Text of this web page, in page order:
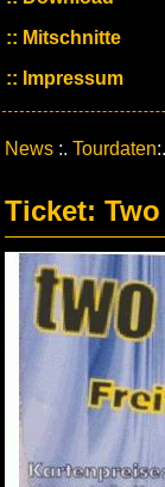
Mitschnitte
Impressum
News :. Tourdaten:.
Ticket: Two